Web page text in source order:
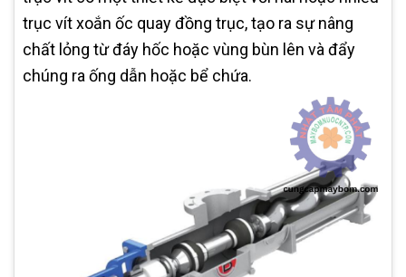
trục vít xoắn ốc quay đồng trục, tạo ra sự nâng
chất lỏng từ đáy hốc hoặc vùng bùn lên và đẩy
chúng ra ống dẫn hoặc bể chứa.